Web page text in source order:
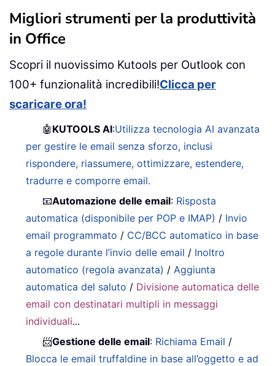
Migliori strumenti per la produttività
in Office
Scopri il nuovissimo Kutools per Outlook con
100+ funzionalità incredibili!Clicca per
scaricare ora!
🤖 KUTOOLS AI:Utilizza tecnologia AI avanzata
per gestire le email senza sforzo, inclusi
rispondere, riassumere, ottimizzare, estendere,
tradurre e comporre email.
📧Automazione delle email: Risposta
automatica (disponibile per POP e IMAP) / Invio
email programmato / CC/BCC automatico in base
a regole durante l’invio delle email / Inoltro
automatico (regola avanzata) /Aggiunta
automatica del saluto / Divisione automatica delle
email con destinatari multipli in messaggi
individuali...
📨Gestione delle email: Richiama Email /
Blocca le email truffaldine in base all’oggetto e ad